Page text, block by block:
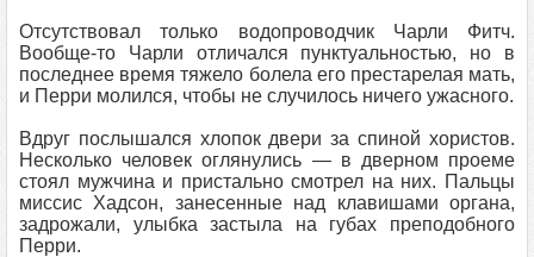
Отсутствовал только водопроводчик Чарли Фитч.
Вообще-то Чарли отличался пунктуальностью, но в
последнее время тяжело болела его престарелая мать,
и Перри молился, чтобы не случилось ничего ужасного.
Вдруг послышался хлопок двери за спиной хористов.
Несколько человек оглянулись — в дверном проеме
стоял мужчина и пристально смотрел на них. Пальцы
миссис Хадсон, занесенные над клавишами органа,
задрожали, улыбка застыла на губах преподобного
Перри.